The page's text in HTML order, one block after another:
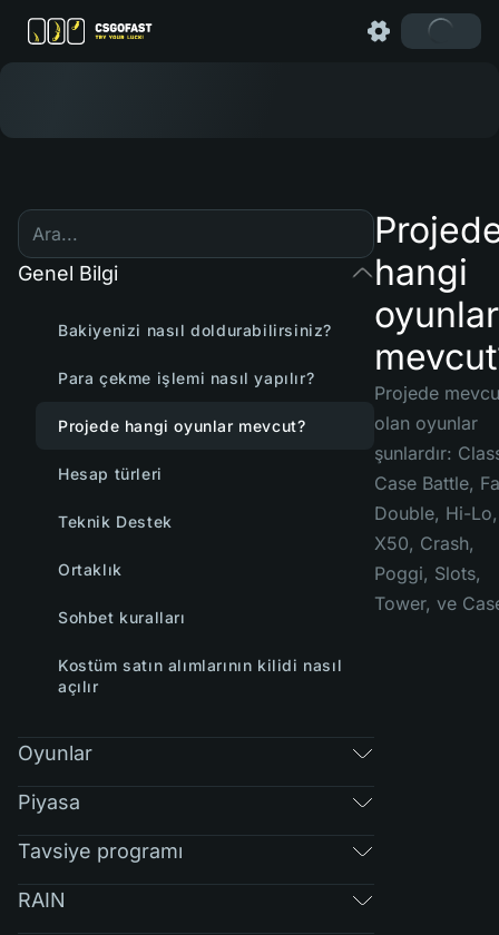
Genel Bilgi
Bakiyenizi nasıl doldurabilirsiniz?
Para çekme işlemi nasıl yapılır?
Projede hangi oyunlar mevcut?
Hesap türleri
Teknik Destek
Ortaklık
Sohbet kuralları
Kostüm satın alımlarının kilidi nasıl
açılır
Oyunlar
Piyasa
Tavsiye programı
RAIN
hangi
oyunlar
Projede
olan oyunlar
şunlardır:
Case Battle,
Double, Hi-Lo,
X50, Crash,
Poggi, Slots,
Tower, ve